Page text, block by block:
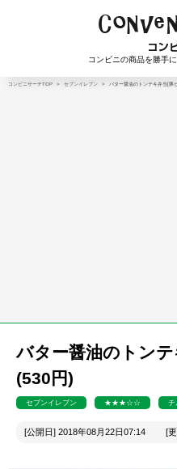
コンビニの商品を勝手
コンビニサーチTOP > セブンイレブン > バター醤油のトンテキ弁当[豚
バター醤油のトン
(530円)
セブンイレブン ★★★☆☆ チ
[公開日] 2018年08月22日07:14 [更